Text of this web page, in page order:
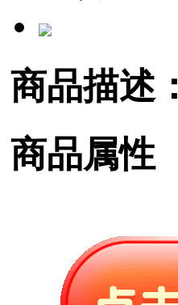
商品描述：
商品属性